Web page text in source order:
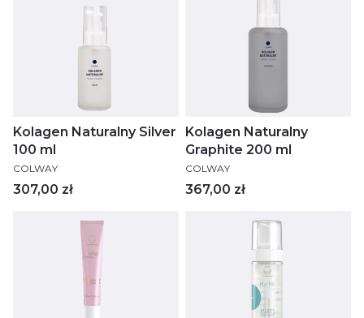
Kolagen Naturalny Silver
100 ml
PRODUCENT
COLWAY
Cena
307,00 zł
Kolagen Naturalny
Graphite 200 ml
PRODUCENT
COLWAY
Cena
367,00 zł